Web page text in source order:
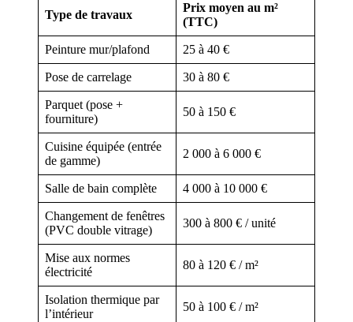
Type de travaux
Prix moyen au m²
(TTC)
Peinture mur/plafond 25 à 40 €
Pose de carrelage 30 à 80 €
Parquet (pose +
fourniture)
50 à 150 €
Cuisine équipée (entrée
de gamme)
2 000 à 6 000 €
Salle de bain complète 4 000 à 10 000 €
Changement de fenêtres
(PVC double vitrage)
300 à 800 € / unité
Mise aux normes
électricité
80 à 120 € / m²
Isolation thermique par
l’intérieur
50 à 100 € / m²